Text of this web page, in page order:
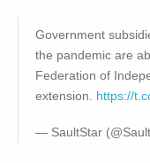
Government
the pandemic are
Federation of
extension. https://
— SaultStar